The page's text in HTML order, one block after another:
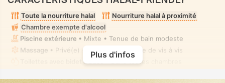
Toute la nourriture halal
Nourriture halal à proximité
Chambre exempte d'alcool
Piscine extérieure • Mixte • Tenue de bain modeste
Massage • Privé(e) • Absence complète de vis à vis
Toilettes avec bidet à buse
• Dans toutes chambres
Plus d'infos